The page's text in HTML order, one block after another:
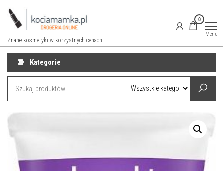
Przejdź
Znane kosmetyki w korzystnych cenach
0
Menu
Kategorie